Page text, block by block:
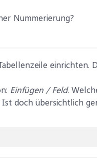
Nummerierung?
einrichten.
Einfügen / Feld.
doch übersichtlich